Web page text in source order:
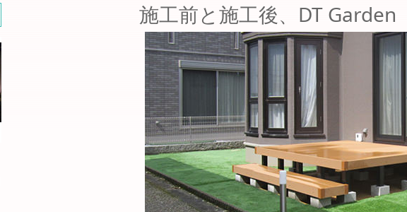
施工前と施工後、DT Garden